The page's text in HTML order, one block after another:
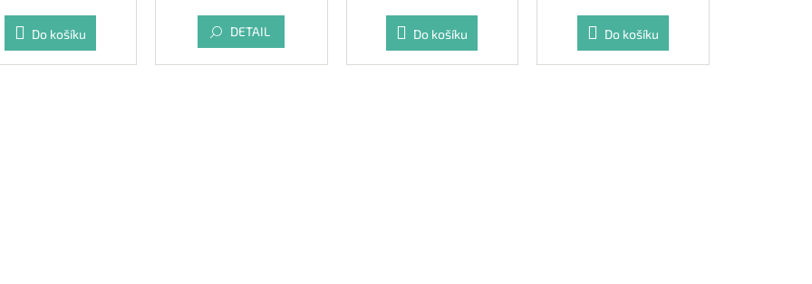
Do košíku DETAIL Do košíku Do košíku